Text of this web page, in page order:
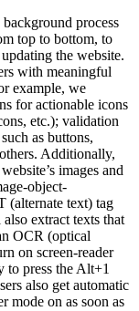
process
top to bottom, to
the website.
with meaningful
example, we
for actionable icons
etc.); validation
as buttons,
Additionally,
images and
object-
(alternate text) tag
extract texts that
OCR (optical
on screen-reader
to press the Alt+1
also get automatic
mode on as soon as